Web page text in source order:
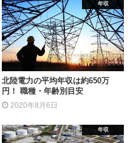
年収
北陸電力の平均年収は約650万
円！ 職種・年齢別目安
2020年8月6日
年収